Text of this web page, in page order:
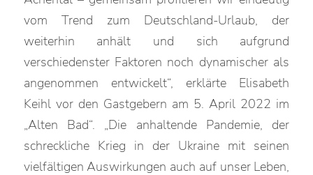
vom Trend zum Deutschland-Urlaub, der
weiterhin anhält und sich aufgrund
verschiedenster Faktoren noch dynamischer als
angenommen entwickelt“, erklärte Elisabeth
Keihl vor den Gastgebern am 5. April 2022 im
„Alten Bad“. „Die anhaltende Pandemie, der
schreckliche Krieg in der Ukraine mit seinen
vielfältigen Auswirkungen auch auf unser Leben,